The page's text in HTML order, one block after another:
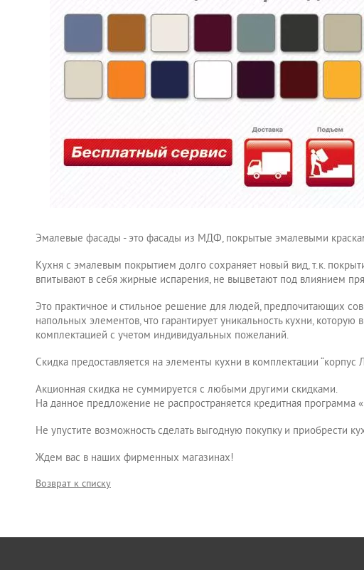
Эмалевые фасады - это фасады из МДФ, покрытые эмалевыми
Кухня с эмалевым покрытием долго сохраняет новый вид, т.к.
впитывают в себя жирные испарения, не выцветают под влиянием
Это практичное и стильное решение для людей, предпочитающих
напольных элементов, что гарантирует уникальность кухни,
комплектацией с учетом индивидуальных пожеланий.
Скидка предоставляется на элементы кухни в комплектации
Акционная скидка не суммируется с любыми другими скидками.
На данное предложение не распространяется кредитная программа
Не упустите возможность сделать выгодную покупку и приобрести
Ждем вас в наших фирменных магазинах!
Возврат к списку